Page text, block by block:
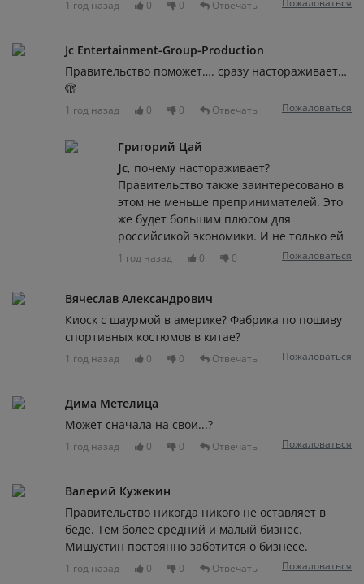
1 год назад 0 0 Отвечать
Jc Entertainment-Group-Production
Правительство поможет…. сразу настораживает…
🫣
1 год назад 0 0 Отвечать Пожаловаться
Григорий Цай
Jc, почему настораживает?
Правительство также заинтересовано в
этом не меньше препринимателей. Это
же будет большим плюсом для
российсикой экономики. И не только ей
1 год назад 0 0 Пожаловаться
Вячеслав Александрович
Киоск с шаурмой в америке? Фабрика по пошиву
спортивных костюмов в китае?
1 год назад 0 0 Отвечать Пожаловаться
Дима Метелица
Может сначала на свои...?
1 год назад 0 0 Отвечать Пожаловаться
Валерий Кужекин
Правительство никогда никого не оставляет в
беде. Тем более средний и малый бизнес.
Мишустин постоянно заботится о бизнесе.
1 год назад 0 0 Отвечать Пожаловаться